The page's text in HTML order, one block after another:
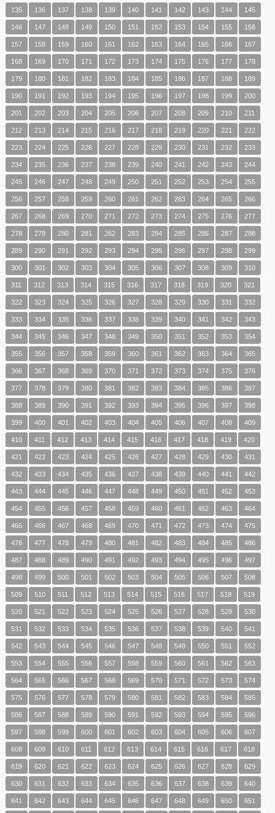
135 136 137 138 139 140 141 142 143 144 145
146 147 148 149 150 151 152 153 154 155 156
157 158 159 160 161 162 163 164 165 166 167
168 169 170 171 172 173 174 175 176 177 178
179 180 181 182 183 184 185 186 187 188 189
190 191 192 193 194 195 196 197 198 199 200
201 202 203 204 205 206 207 208 209 210 211
212 213 214 215 216 217 218 219 220 221 222
223 224 225 226 227 228 229 230 231 232 233
234 235 236 237 238 239 240 241 242 243 244
245 246 247 248 249 250 251 252 253 254 255
256 257 258 259 260 261 262 263 264 265 266
267 268 269 270 271 272 273 274 275 276 277
278 279 280 281 282 283 284 285 286 287 288
289 290 291 292 293 294 295 296 297 298 299
300 301 302 303 304 305 306 307 308 309 310
311 312 313 314 315 316 317 318 319 320 321
322 323 324 325 326 327 328 329 330 331 332
333 334 335 336 337 338 339 340 341 342 343
344 345 346 347 348 349 350 351 352 353 354
355 356 357 358 359 360 361 362 363 364 365
366 367 368 369 370 371 372 373 374 375 376
377 378 379 380 381 382 383 384 385 386 387
388 389 390 391 392 393 394 395 396 397 398
399 400 401 402 403 404 405 406 407 408 409
410 411 412 413 414 415 416 417 418 419 420
421 422 423 424 425 426 427 428 429 430 431
432 433 434 435 436 437 438 439 440 441 442
443 444 445 446 447 448 449 450 451 452 453
454 455 456 457 458 459 460 461 462 463 464
465 466 467 468 469 470 471 472 473 474 475
476 477 478 479 480 481 482 483 484 485 486
487 488 489 490 491 492 493 494 495 496 497
498 499 500 501 502 503 504 505 506 507 508
509 510 511 512 513 514 515 516 517 518 519
520 521 522 523 524 525 526 527 528 529 530
531 532 533 534 535 536 537 538 539 540 541
542 543 544 545 546 547 548 549 550 551 552
553 554 555 556 557 558 559 560 561 562 563
564 565 566 567 568 569 570 571 572 573 574
575 576 577 578 579 580 581 582 583 584 585
586 587 588 589 590 591 592 593 594 595 596
597 598 599 600 601 602 603 604 605 606 607
608 609 610 611 612 613 614 615 616 617 618
619 620 621 622 623 624 625 626 627 628 629
630 631 632 633 634 635 636 637 638 639 640
641 642 643 644 645 646 647 648 649 650 651